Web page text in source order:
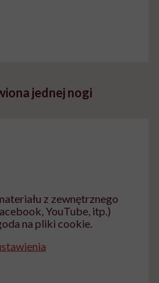
jednej nogi
z zewnętrznego
YouTube, itp.)
na pliki cookie.